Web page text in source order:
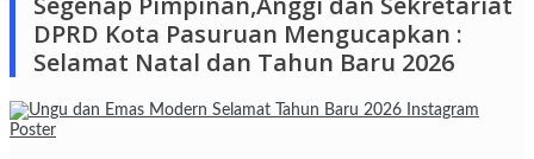
DPRD Kota Pasuruan Mengucapkan :
Selamat Natal dan Tahun Baru 2026